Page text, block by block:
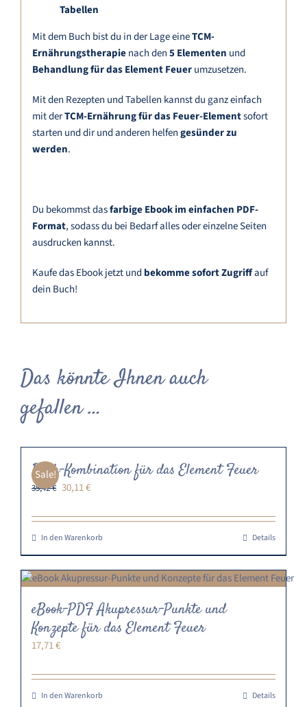
Tabellen
Mit dem Buch bist du in der Lage eineTCM-
Ernährungstherapienach den5 Elementen und
Behandlung für das Element Feuerumzusetzen.
Mit den Rezepten und Tabellen kannst du ganz einfach
mit derTCM-Ernährung für das Feuer-Elementsofort
starten und dir und anderen helfengesünder zu
werden.
Du bekommst dasfarbige Ebook im einfachen PDF-
Format, sodass du bei Bedarf alles oder einzelne Seiten
ausdrucken kannst.
Kaufe das Ebook jetzt und bekomme sofort Zugriffauf
dein Buch!
Das könnte Ihnen auch
gefallen …
Sale!
Buch-Kombination für das Element Feuer
35,42€ Ursprünglicher
war:
35,42 €
30,11€Aktueller
ist:
30,11 €.
In den Warenkorb Details
eBook-PDF Akupressur-Punkte und
Konzepte für das Element Feuer
17,71€
In den Warenkorb Details